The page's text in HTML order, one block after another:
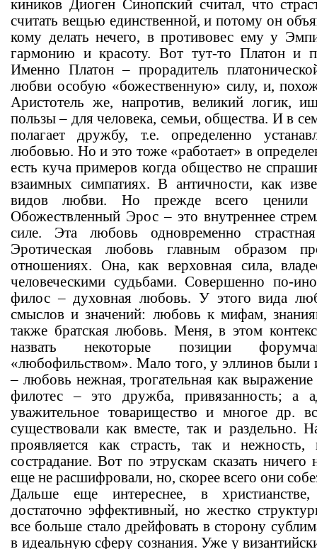
киников Диоген Синопский считал, что
считать вещью единственной, и потому он
кому делать нечего, в противовес ему у
гармонию и красоту. Вот тут-то Платон и
Именно Платон – прорадитель
любви особую «божественную» силу, и,
Аристотель же, напротив, великий логик,
пользы – для человека, семьи, общества. И в
полагает дружбу, т.е. определенно
любовью. Но и это тоже «работает» в
есть куча примеров когда общество не
взаимных симпатиях. В античности, как
видов любви. Но прежде всего
Обожествленный Эрос – это внутреннее
силе. Эта любовь одновременно
Эротическая любовь главным образом
отношениях. Она, как верховная сила,
человеческими судьбами. Совершенно по-
филос – духовная любовь. У этого вида
смыслов и значений: любовь к мифам,
также братская любовь. Меня, в этом
назвать некоторые позиции
«любофильством». Мало того, у эллинов были
– любовь нежная, трогательная как
филотес – это дружба, привязанность; а
уважительное товарищество и многое др.
существовали как вместе, так и раздельно.
проявляется как страсть, так и нежность,
сострадание. Вот по этрускам сказать
еще не расшифровали, но, скорее всего они
Дальше еще интереснее, в
достаточно эффективный, но жестко
все больше стало дрейфовать в сторону
в идеальную сферу сознания. Уже у